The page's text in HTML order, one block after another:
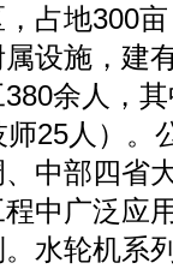
占地300
设施，建
余人，
25人）。
中部四省
中广泛应
水轮机系